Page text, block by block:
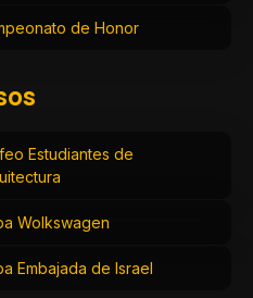
de Honor
Estudiantes de
Wolkswagen
Embajada de Israel